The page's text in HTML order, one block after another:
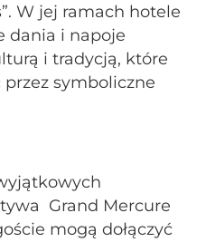
W jej ramach hotele
dania i napoje
i tradycją, które
przez symboliczne
Grand Mercure
mogą dołączyć